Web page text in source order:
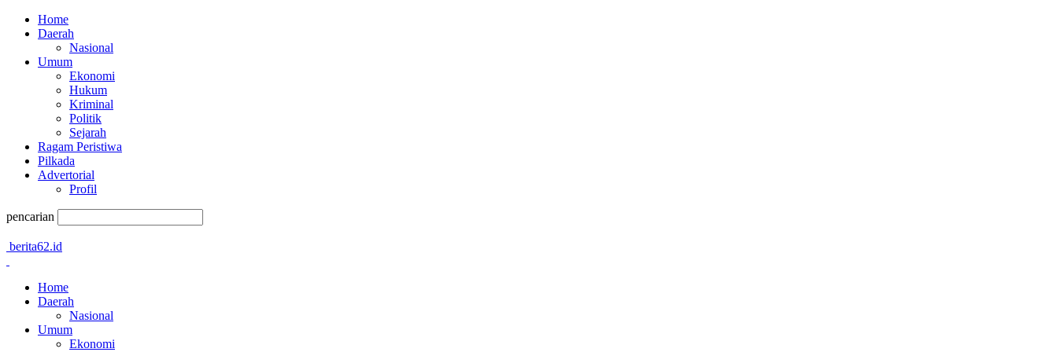
Home
Daerah
Nasional
Umum
Ekonomi
Hukum
Kriminal
Politik
Sejarah
Ragam Peristiwa
Pilkada
Advertorial
Profil
pencarian
berita62.id
Home
Daerah
Nasional
Umum
Ekonomi